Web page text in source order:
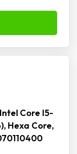
Core I5-
Hexa Core,